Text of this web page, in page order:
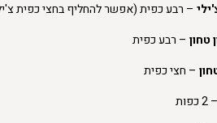
– רבע כפית (אפשר להחליף בחצי כפית
טחון – רבע כפית
– חצי כפית
– 2 כפות